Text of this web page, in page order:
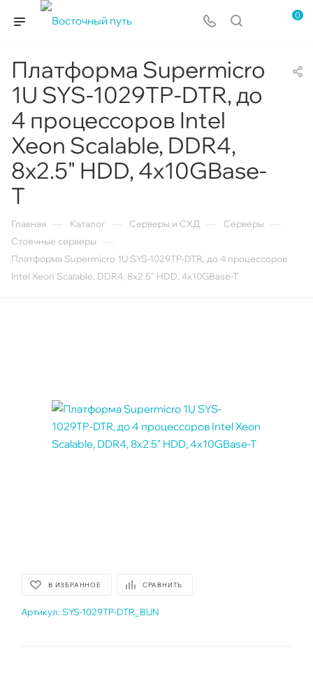
0
Платформа Supermicro
1U SYS-1029TP-DTR, до
4 процессоров Intel
Xeon Scalable, DDR4,
8x2.5" HDD, 4x10GBase-
T
Главная Каталог Серверы и СХД Серверы
Стоечные серверы
Платформа Supermicro 1U SYS-1029TP-DTR, до 4 процессоров
Intel Xeon Scalable, DDR4, 8x2.5" HDD, 4x10GBase-T
В ИЗБРАННОЕ СРАВНИТЬ
Артикул: SYS-1029TP-DTR_BUN